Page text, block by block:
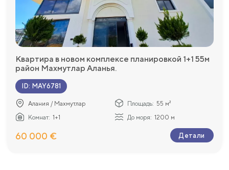
Квартира в новом комплексе планировкой 1+1 55м
район Махмутлар Аланья.
ID: MAY6781
Алания / Махмутлар Площадь: 55 м²
Комнат: 1+1 До моря: 1200 м
60 000 € Детали